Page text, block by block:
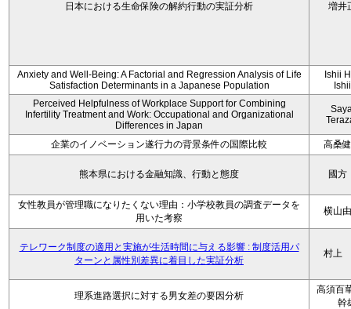
日本における生命保険の解約行動の実証分析 増井
Anxiety and Well-Being: A Factorial and Regression Analysis of Life
Satisfaction Determinants in a Japanese Population
Ishii
Perceived Helpfulness of Workplace Support for Combining
Infertility Treatment and Work: Occupational and Organizational
Differences in Japan
企業のイノベーション遂行力の背景条件の国際比較 高桑
熊本県における金融知識、行動と態度 國
女性教員が管理職になりたくない理由：小学校教員の調査データを
用いた考察
横山
テレワーク制度の適用と実施が生活時間に与える影響 : 制度活用パ
ターンと属性別差異に着目した実証分析
村上
理系進路選択に対する男女差の要因分析
高須百
幹